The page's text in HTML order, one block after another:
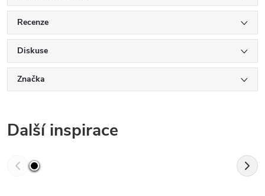
Recenze
Diskuse
Značka
Další inspirace